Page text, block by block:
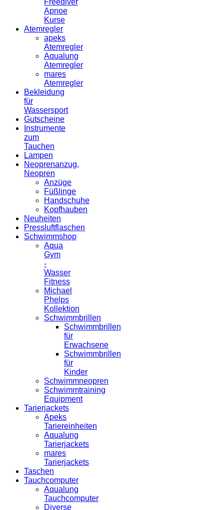
Apnoe
Kurse
Atemregler
apeks
Atemregler
Aqualung
Atemregler
mares
Atemregler
Bekleidung
für
Wassersport
Gutscheine
Instrumente
zum
Tauchen
Lampen
Neoprenanzug,
Neopren
Anzüge
Füßlinge
Handschuhe
Kopfhauben
Neuheiten
Pressluftflaschen
Schwimmshop
Aqua
Gym
-
Wasser
Fitness
Michael
Phelps
Kollektion
Schwimmbrillen
Schwimmbrillen
für
Erwachsene
Schwimmbrillen
für
Kinder
Schwimmneopren
Schwimmtraining
Equipment
Tarierjackets
Apeks
Tariereinheiten
Aqualung
Tarierjackets
mares
Tarierjackets
Taschen
Tauchcomputer
Aqualung
Tauchcomputer
Diverse